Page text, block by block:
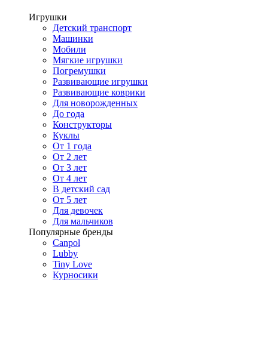
Игрушки
Детский транспорт
Машинки
Мобили
Мягкие игрушки
Погремушки
Развивающие игрушки
Развивающие коврики
Для новорожденных
До года
Конструкторы
Куклы
От 1 года
От 2 лет
От 3 лет
От 4 лет
В детский сад
От 5 лет
Для девочек
Для мальчиков
Популярные бренды
Canpol
Lubby
Tiny Love
Курносики